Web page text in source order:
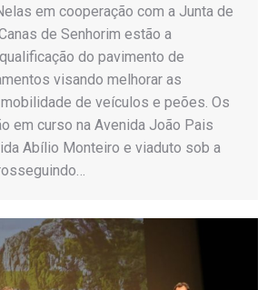
em cooperação com a Junta de
de Senhorim estão a
do pavimento de
visando melhorar as
de veículos e peões. Os
em curso na Avenida João Pais
Abílio Monteiro e viaduto sob a